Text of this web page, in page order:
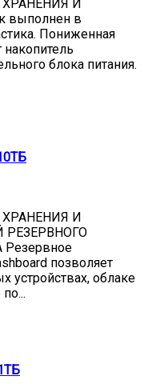
И
выполнен в
Пониженная
блока питания.
И
позволяет
устройствах, облаке